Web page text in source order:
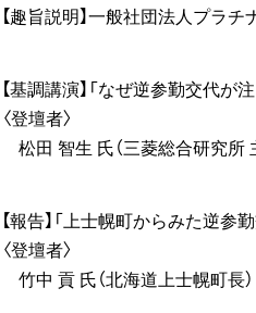
【趣旨説明】一般社団法人プ
【基調講演】「なぜ逆参勤交代
〈登壇者〉
松田 智生 氏（三菱総合研究所
【報告】「上士幌町からみた逆参
〈登壇者〉
竹中 貢 氏（北海道上士幌町長）